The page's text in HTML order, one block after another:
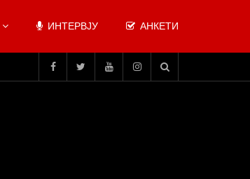
ИНТЕРВЈУ АНКЕТИ